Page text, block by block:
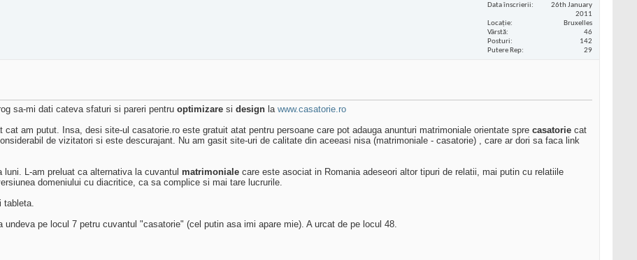
Data înscrierii
26th January
2011
Locaţie
Bruxelles
Vârstă
46
Posturi
142
Putere Rep
29
sa-mi dati cateva sfaturi si pareri pentru optimizare si design la www.casatorie.ro
am putut. Insa, desi site-ul casatorie.ro este gratuit atat pentru persoane care pot adauga anunturi matrimoniale orientate spre casatorie cat
de vizitatori si este descurajant. Nu am gasit site-uri de calitate din aceeasi nisa (matrimoniale - casatorie) , care ar dori sa faca link
L-am preluat ca alternativa la cuvantul matrimoniale care este asociat in Romania adeseori altor tipuri de relatii, mai putin cu relatiile
domeniului cu diacritice, ca sa complice si mai tare lucrurile.
tableta.
undeva pe locul 7 petru cuvantul "casatorie" (cel putin asa imi apare mie). A urcat de pe locul 48.